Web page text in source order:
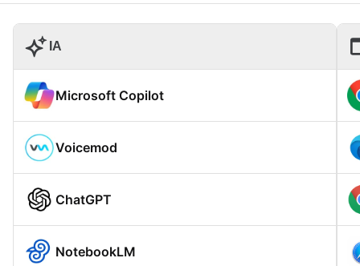
IA
Microsoft Copilot
Voicemod
ChatGPT
NotebookLM